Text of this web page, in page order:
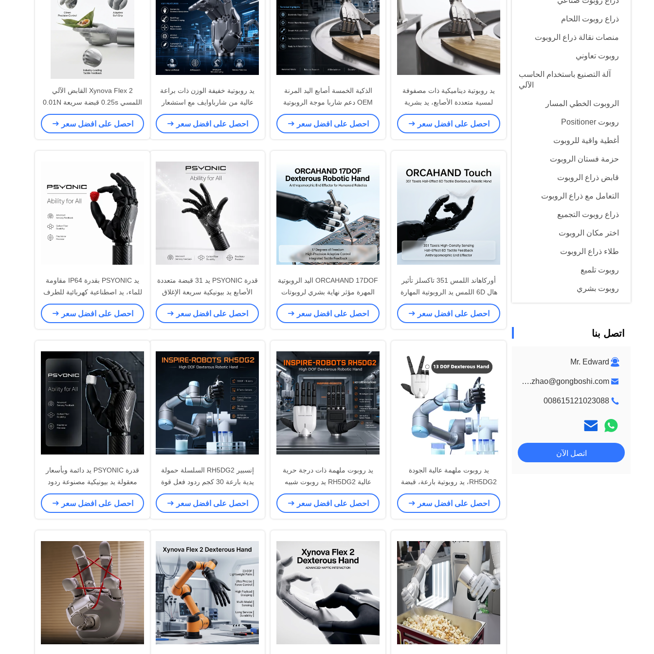
ذراع روبوت اللحام
منصات نقالة ذراع الروبوت
روبوت تعاوني
آلة التصنيع باستخدام الحاسب
الآلي
الروبوت الخطي المسار
روبوت Positioner
أغطية واقية للروبوت
حزمة فستان الروبوت
قابض ذراع الروبوت
التعامل مع ذراع الروبوت
ذراع روبوت التجميع
اختر مكان الروبوت
طلاء ذراع الروبوت
روبوت تلميع
روبوت بشري
اتصل بنا
Mr. Edward
edward.zhao@gongboshi.com
008615121023088
اتصل الآن
يد روبوتية ديناميكية ذات مصفوفة
لمسية متعددة الأصابع، يد بشرية
بارعة من SharpaWave، يد روبوت
ذكي بالذكاء الاصطناعي من
احصل على افضل سعر
الذكية الخمسة أصابع اليد المرنة
OEM دعم شاربا موجة الروبوتية
البشرية اليد 22 DOF اليد الروبوتية
المرنة
احصل على افضل سعر
يد روبوتية خفيفة الوزن ذات براعة
عالية من شارباوايف مع استشعار
لمسي
احصل على افضل سعر
Xynova Flex 2 القابض الآلي
اللمسي 0.25s قبضة سريعة 0.01N
حساسية اللمس لاختيار المكان
احصل على افضل سعر
أوركاهاند اللمس 351 تاكسلز تأثير
هال 6D اللمس يد الروبوتية المهارة
احصل على افضل سعر
ORCAHAND 17DOF اليد الروبوتية
المهرة مؤثر نهاية بشري لروبوتات
الإنسانية
احصل على افضل سعر
قدرة PSYONIC يد 31 قبضة متعددة
الأصابع يد بيونيكية سريعة الإغلاق
التحكم العضلي الكهربائي يد
اصطناعية
احصل على افضل سعر
يد PSYONIC بقدرة IP64 مقاومة
للماء، يد اصطناعية كهربائية للطرف
العلوي، يد بيونيك للاستخدام اليومي
احصل على افضل سعر
يد روبوت ملهمة عالية الجودة
RH5DG2، يد روبوتية بارعة، قبضة
مرنة، يد روبوتية ذكية مجسمة
احصل على افضل سعر
يد روبوت ملهمة ذات درجة حرية
عالية RH5DG2 يد روبوت شبيه
بالإنسان متعددة الأصابع يدوية روبوتية
تعاونية
احصل على افضل سعر
إنسبير RH5DG2 السلسلة حمولة
يدية بارعة 30 كجم ردود فعل قوة
اليد الروبوتية التلاعب الروبوت
البشري اليد الروبوتية ل UR كوبوت
احصل على افضل سعر
قدرة PSYONIC يد دائمة وبأسعار
معقولة يد بيونيكية مصنوعة ردود
فعل ميو الكهربائية اللمسية يد
اصطناعية
احصل على افضل سعر